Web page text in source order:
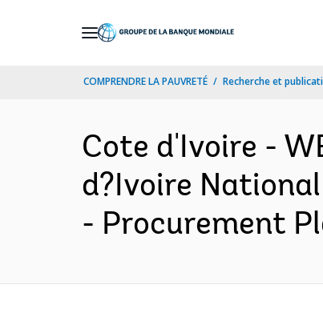
COMPRENDRE LA PAUVRETÉ Recherche et
Cote d'Ivoire -
d?Ivoire
- Procurement